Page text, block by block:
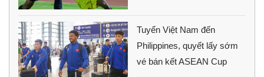
Tuyển Việt Nam đến
Philippines, quyết lấy sớm
vé bán kết ASEAN Cup